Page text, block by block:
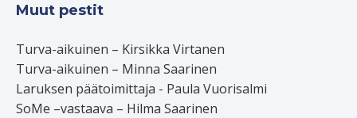
Muut pestit
Turva-aikuinen – Kirsikka Virtanen
Turva-aikuinen – Minna Saarinen
Laruksen päätoimittaja - Paula Vuorisalmi
SoMe –vastaava – Hilma Saarinen